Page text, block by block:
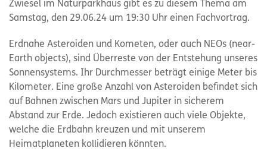
Zwiesel im Naturparkhaus gibt es zu diesem Thema am
Samstag, den 29.06.24 um 19:30 Uhr einen Fachvortrag.
Erdnahe Asteroiden und Kometen, oder auch NEOs (near-
Earth objects), sind Überreste von der Entstehung unseres
Sonnensystems. Ihr Durchmesser beträgt einige Meter bis
Kilometer. Eine große Anzahl von Asteroiden befindet sich
auf Bahnen zwischen Mars und Jupiter in sicherem
Abstand zur Erde. Jedoch existieren auch viele Objekte,
welche die Erdbahn kreuzen und mit unserem
Heimatplaneten kollidieren könnten.